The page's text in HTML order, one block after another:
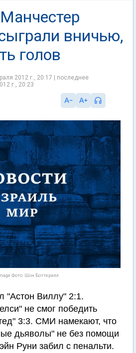
вничью,
голов
2012 г., 20:17 | последнее
г., 20:23
Фото: Шон Боттерилл
"Астон Виллу" 2:1.
не смог победить
3:3. СМИ намекают, что
дьяволы" не без помощи
Руни забил с пенальти.